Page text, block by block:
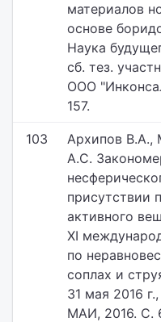
материалов
основе
Наука
сб. тез.
ООО
157.
103
Архипов В.А.,
А.С.
присутствии
активного
XI
по
соплах и
31 мая 2016
МАИ, 2016. С.